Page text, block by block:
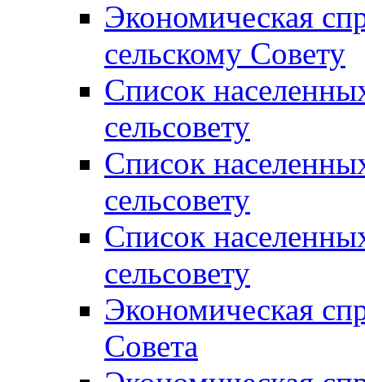
Экономическая
сельскому Совету
Список
сельсовету
Список
сельсовету
Список
сельсовету
Экономическая
Совета